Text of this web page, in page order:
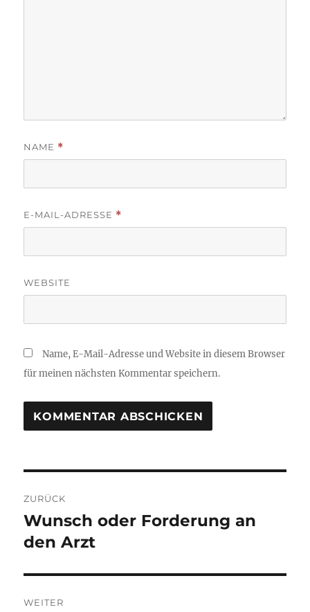
NAME *
E-MAIL-ADRESSE *
WEBSITE
Name, E-Mail-Adresse und Website in diesem Browser
für meinen nächsten Kommentar speichern.
ZURÜCK
Vorheriger
Beitrag:
Wunsch oder Forderung an
den Arzt
WEITER